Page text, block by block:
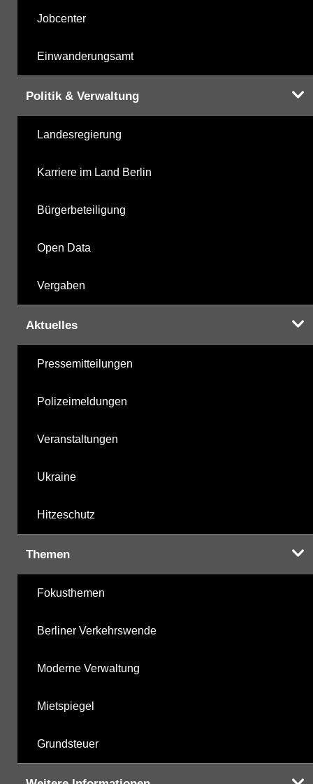
Jobcenter
Einwanderungsamt
Politik & Verwaltung
Landesregierung
Karriere im Land Berlin
Bürgerbeteiligung
Open Data
Vergaben
Aktuelles
Pressemitteilungen
Polizeimeldungen
Veranstaltungen
Ukraine
Hitzeschutz
Themen
Fokusthemen
Berliner Verkehrswende
Moderne Verwaltung
Mietspiegel
Grundsteuer